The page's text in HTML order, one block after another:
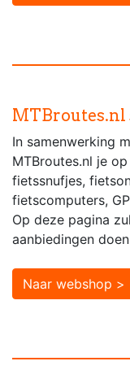
MTBroutes.nl
In samenwerking
MTBroutes.nl je
fietssnufjes,
fietscomputers,
Op deze pagina
aanbiedingen
Naar webshop >